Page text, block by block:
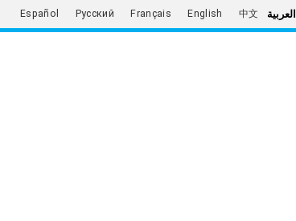
العربية 中文
English
Français
Русский
Español